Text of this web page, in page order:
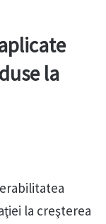
la
la creşterea